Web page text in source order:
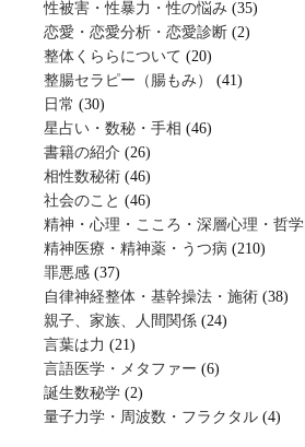
性被害・性暴力・性の悩み (35)
恋愛・恋愛分析・恋愛診断 (2)
整体くららについて (20)
整腸セラピー（腸もみ）
(41)
日常 (30)
星占い・数秘・手相 (46)
書籍の紹介 (26)
相性数秘術 (46)
社会のこと (46)
精神・心理・こころ・深層心理・哲学
精神医療・精神薬・うつ病 (210)
罪悪感 (37)
自律神経整体・基幹操法・施術 (38)
親子、家族、人間関係 (24)
言葉は力 (21)
言語医学・メタファー (6)
誕生数秘学 (2)
量子力学・周波数・フラクタル (4)